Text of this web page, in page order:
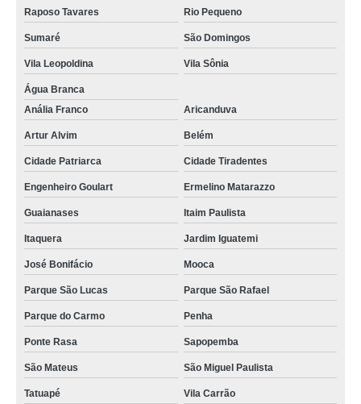
Raposo Tavares Rio Pequeno
Sumaré São Domingos
Vila Leopoldina Vila Sônia
Água Branca
Anália Franco
Aricanduva
Artur Alvim Belém
Cidade Patriarca Cidade Tiradentes
Engenheiro Goulart Ermelino Matarazzo
Guaianases Itaim Paulista
Itaquera Jardim Iguatemi
José Bonifácio Mooca
Parque São Lucas Parque São Rafael
Parque do Carmo Penha
Ponte Rasa Sapopemba
São Mateus São Miguel Paulista
Tatuapé Vila Carrão